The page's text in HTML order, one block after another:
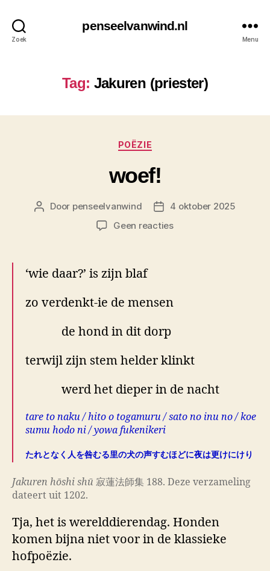
Zoek
penseelvanwind.nl
Menu
Tag: Jakuren (priester)
Categorieën
POËZIE
woef!
Berichtauteur
Door penseelvanwind Berichtdatum
4 oktober 2025
Geen reactiesop
‘wie daar?’ is zijn blaf
zo verdenkt-ie de mensen
de hond in dit dorp
terwijl zijn stem helder klinkt
werd het dieper in de nacht
tare to naku / hito o togamuru / sato no inu no / koe
sumu hodo ni / yowa fukenikeri
たれとなく人を咎むる里の犬の声すむほどに夜は更けにけり
Jakuren hōshi shū 寂蓮法師集 188. Deze verzameling
dateert uit 1202.
Tja, het is werelddierendag. Honden
komen bijna niet voor in de klassieke
hofpoëzie.